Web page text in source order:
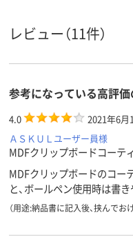
スコア
レビュー（11件）
参考になっている高評
4.0
2021年6月
ＡＳＫＵＬユーザー員様
MDFクリップボードコーテ
MDFクリップボードのコー
と、ボールペン使用時は書き
（用途:納品書に記入後、挟んでおけ